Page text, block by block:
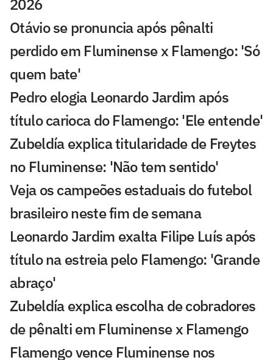
2026
Otávio se pronuncia após pênalti
perdido em Fluminense x Flamengo: 'Só
quem bate'
Pedro elogia Leonardo Jardim após
título carioca do Flamengo: 'Ele entende'
Zubeldía explica titularidade de Freytes
no Fluminense: 'Não tem sentido'
Veja os campeões estaduais do futebol
brasileiro neste fim de semana
Leonardo Jardim exalta Filipe Luís após
título na estreia pelo Flamengo: 'Grande
abraço'
Zubeldía explica escolha de cobradores
de pênalti em Fluminense x Flamengo
Flamengo vence Fluminense nos